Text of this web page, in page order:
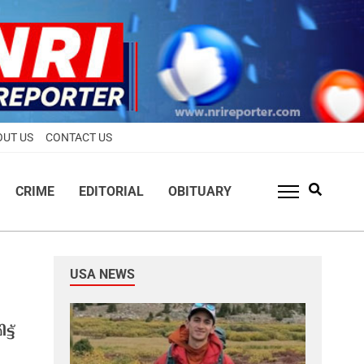
US CONTACT US
CRIME EDITORIAL OBITUARY
USA NEWS